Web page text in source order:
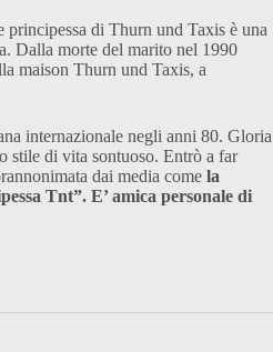
di Thurn und Taxis è una
Dalla morte del marito nel 1990
maison Thurn und Taxis, a
internazionale negli anni 80. Gloria
stile di vita sontuoso. Entrò a far
dai media come la
Tnt”. E’ amica personale di